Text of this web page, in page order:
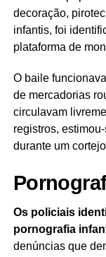
decoração,
infantis, foi
plataforma de
O baile
de mercadorias
circulavam
registros,
durante um
Os policiais
pornografia
denúncias que